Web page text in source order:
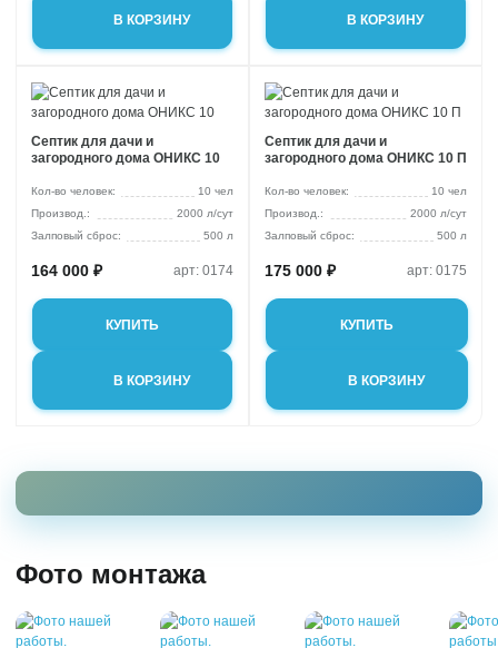
В КОРЗИНУ В КОРЗИНУ
Септик для дачи и
загородного дома ОНИКС 10
Кол-во человек:
10 чел
2000 л/сут
Залповый сброс:
500 л
164 000 ₽ арт: 0174
КУПИТЬ
В КОРЗИНУ
Септик для дачи и
загородного дома ОНИКС 10 П
Кол-во человек:
10 чел
2000 л/сут
Залповый сброс:
500 л
175 000 ₽ арт: 0175
КУПИТЬ
В КОРЗИНУ
Фото монтажа